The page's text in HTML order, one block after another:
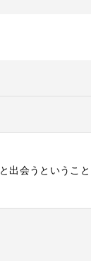
出会うということ